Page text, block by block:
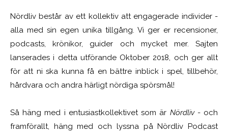
Nördliv består av ett kollektiv att engagerade individer -
alla med sin egen unika tillgång. Vi ger er recensioner,
podcasts, krönikor, guider och mycket mer. Sajten
lanserades i detta utförande Oktober 2018, och ger allt
för att ni ska kunna få en bättre inblick i spel, tillbehör,
hårdvara och andra härligt nördiga spörsmål!
Så häng med i entusiastkollektivet som är Nördliv- och
framförallt, häng med och lyssna på Nördliv Podcast